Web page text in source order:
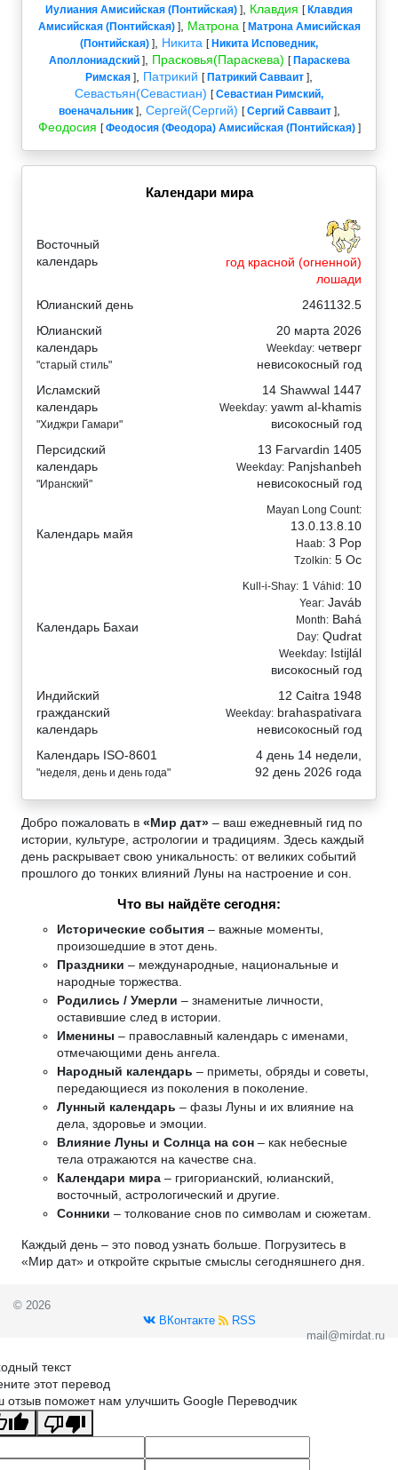
Иулиания Амисийская (Понтийская) ] Клавдия [Клавдия
Амисийская (Понтийская)], Матрона [Матрона Амисийская
(Понтийская) ] Никита [Никита Исповедник,
Аполлониадский], Прасковья(Параскева) [Параскева
Римская ] Патрикий [Патрикий Савваит ]
Севастьян(Севастиан) [Севастиан Римский,
военачальник], Сергей(Сергий) [Сергий Савваит],
Феодосия [Феодосия (Феодора) Амисийская (Понтийская)]
Календари мира
Восточный
календарь
год красной (огненной)
лошади
Юлианский день
2461132.5
Юлианский
календарь
"старый стиль"
20 марта 2026
Weekday: четверг
невисокосный год
Исламский
календарь
"Хиджри Гамари"
14 Shawwal 1447
Weekday: yawm al-khamis
високосный год
Персидский
календарь
"Иранский"
13 Farvardin 1405
Weekday: Panjshanbeh
невисокосный год
Календарь майя
Mayan Long Count:
13.0.13.8.10
Haab: 3 Pop
Tzolkin: 5 Oc
Календарь Бахаи
Kull-i-Shay: 1 Váhid: 10
Year: Javáb
Month: Bahá
Day: Qudrat
Weekday: Istijlál
високосный год
Индийский
гражданский
календарь
12 Caitra 1948
Weekday: brahaspativara
невисокосный год
Календарь ISO-8601
"неделя, день и день года"
4 день 14 недели,
92 день 2026 года
Добро пожаловать в «Мир дат» – ваш ежедневный гид по
истории, культуре, астрологии и традициям. Здесь каждый
день раскрывает свою уникальность: от великих событий
прошлого до тонких влияний Луны на настроение и сон.
Что вы найдёте сегодня:
Исторические события – важные моменты,
произошедшие в этот день.
Праздники – международные, национальные и
народные торжества.
Родились / Умерли – знаменитые личности,
оставившие след в истории.
Именины – православный календарь с именами,
отмечающими день ангела.
Народный календарь – приметы, обряды и советы,
передающиеся из поколения в поколение.
Лунный календарь – фазы Луны и их влияние на
дела, здоровье и эмоции.
Влияние Луны и Солнца на сон – как небесные
тела отражаются на качестве сна.
Календари мира – григорианский, юлианский,
восточный, астрологический и другие.
Сонники – толкование снов по символам и сюжетам.
Каждый день – это повод узнать больше. Погрузитесь в
«Мир дат» и откройте скрытые смыслы сегодняшнего дня.
© 2026
ВКонтакте
RSS
mail@mirdat.ru
текст
этот перевод
отзыв поможет нам улучшить Google Переводчик